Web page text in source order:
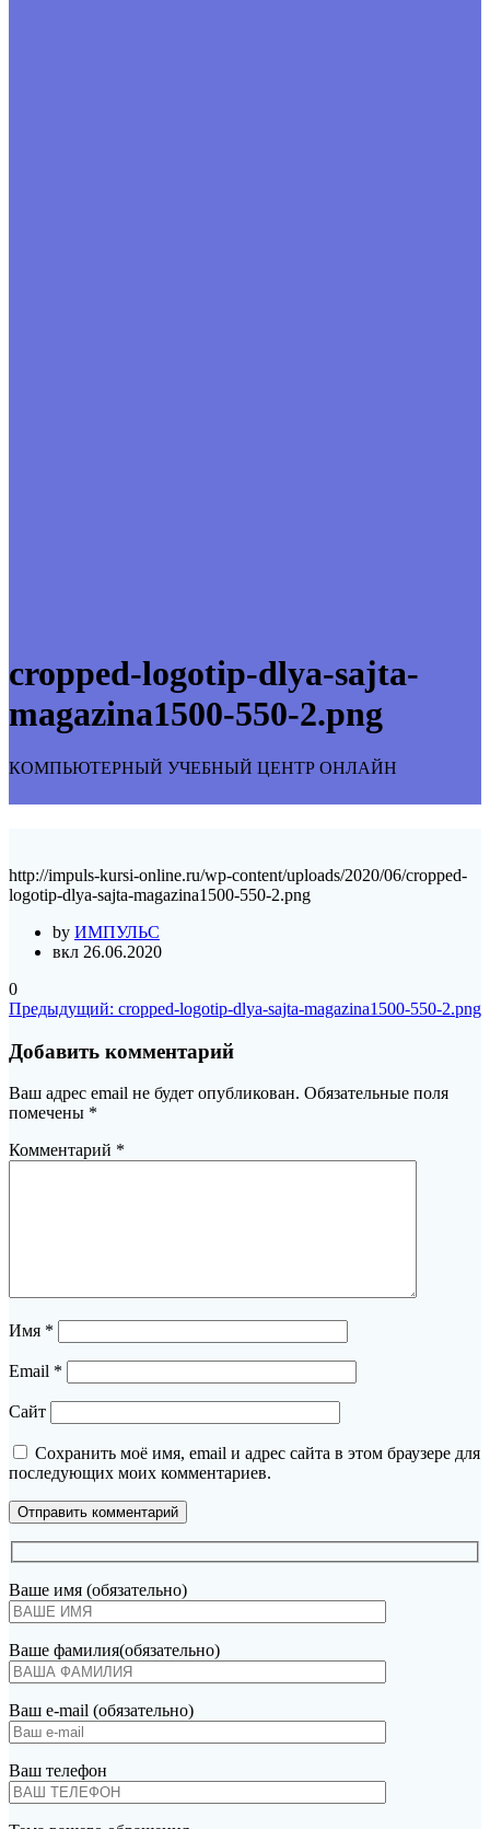
cropped-logotip-dlya-sajta-
magazina1500-550-2.png
КОМПЬЮТЕРНЫЙ УЧЕБНЫЙ ЦЕНТР ОНЛАЙН
http://impuls-kursi-online.ru/wp-content/uploads/2020/06/cropped-
logotip-dlya-sajta-magazina1500-550-2.png
by ИМПУЛЬС
вкл 26.06.2020
0
Навигация
по
записям
Предыдущий: Предыдущая
cropped-logotip-dlya-sajta-magazina1500-550-2.png
Добавить комментарий
Ваш адрес email не будет опубликован. Обязательные поля
помечены *
Комментарий *
Имя *
Email *
Сайт
Сохранить моё имя, email и адрес сайта в этом браузере для
последующих моих комментариев.
Ваше имя (обязательно)
Ваше фамилия(обязательно)
Ваш e-mail (обязательно)
Ваш телефон